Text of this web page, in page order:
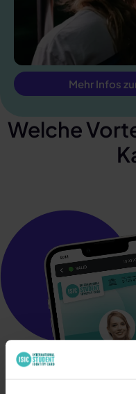
Mehr Infos
Welche